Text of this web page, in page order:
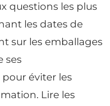
questions les plus
les dates de
sur les emballages
ses
éviter les
Lire les